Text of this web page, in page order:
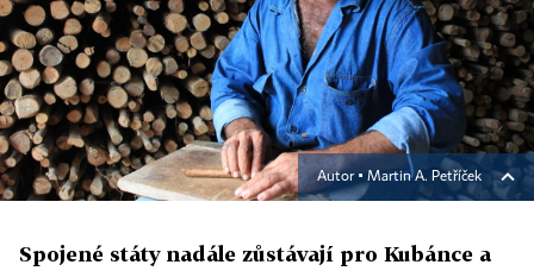
Autor ▪ Martin A. Petříček
Spojené státy nadále zůstávají pro Kubánce a